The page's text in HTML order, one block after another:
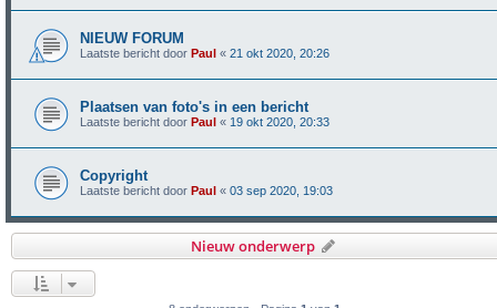
NIEUW FORUM
Laatste bericht door Paul « 21 okt 2020, 20:26
Plaatsen van foto's in een bericht
Laatste bericht door Paul « 19 okt 2020, 20:33
Copyright
Laatste bericht door Paul « 03 sep 2020, 19:03
Nieuw onderwerp